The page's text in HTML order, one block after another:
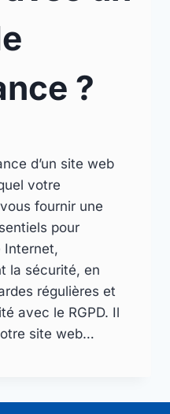
?
d’un site web
votre
fournir une
pour
Internet,
la sécurité, en
régulières et
avec le RGPD. Il
site web…